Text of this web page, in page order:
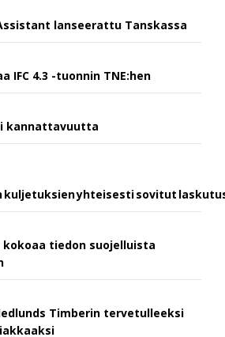
lanseerattu Tanskassa
IFC 4.3 -tuonnin TNE:hen
kannattavuutta
kuljetuksien yhteisesti sovitut
tiedon suojelluista
Timberin tervetulleeksi